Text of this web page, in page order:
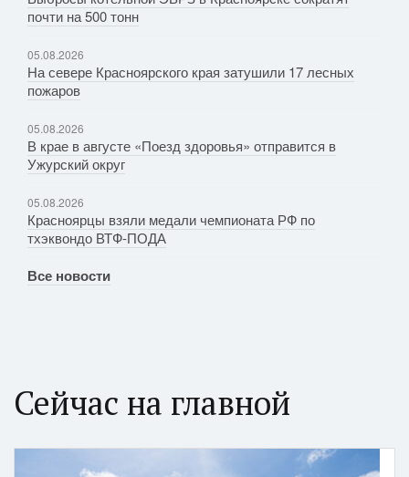
почти на 500 тонн
05.08.2026
На севере Красноярского края затушили 17 лесных
пожаров
05.08.2026
В крае в августе «Поезд здоровья» отправится в
Ужурский округ
05.08.2026
Красноярцы взяли медали чемпионата РФ по
тхэквондо ВТФ-ПОДА
Все новости
Сейчас на главной